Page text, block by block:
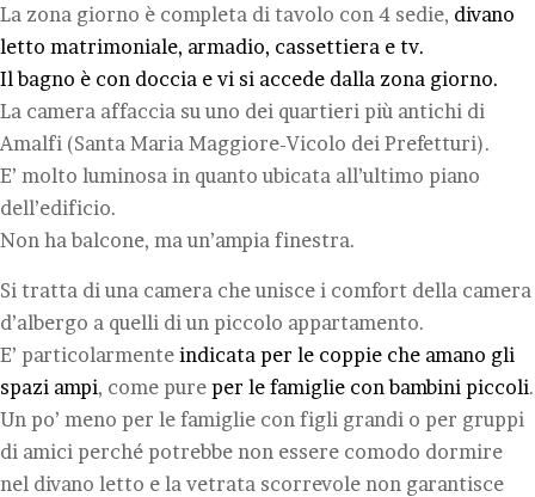
La zona giorno è completa di tavolo con 4 sedie, divano
letto matrimoniale, armadio, cassettiera e tv.
Il bagno è con doccia e vi si accede dalla zona giorno.
La camera affaccia su uno dei quartieri più antichi di
Amalfi (Santa Maria Maggiore-Vicolo dei Prefetturi).
E’ molto luminosa in quanto ubicata all’ultimo piano
dell’edificio.
Non ha balcone, ma un’ampia finestra.
Si tratta di una camera che unisce i comfort della camera
d’albergo a quelli di un piccolo appartamento.
E’ particolarmente indicata per le coppie che amano gli
spazi ampi, come pure per le famiglie con bambini piccoli.
Un po’ meno per le famiglie con figli grandi o per gruppi
di amici perché potrebbe non essere comodo dormire
nel divano letto e la vetrata scorrevole non garantisce